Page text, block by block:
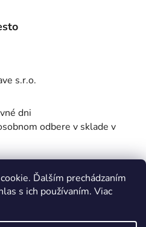
Ďalším prechádzaním
s ich používaním. Viac
s.r.o.
dni
odbere v sklade v
bariéry //
Špecialista na pumpy